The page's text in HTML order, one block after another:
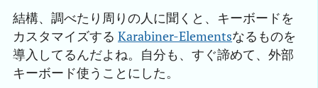
結構、調べたり周りの人に聞くと、キーボードを
カスタマイズする Karabiner-Elementsなるものを
導入してるんだよね。自分も、すぐ諦めて、外部
キーボード使うことにした。